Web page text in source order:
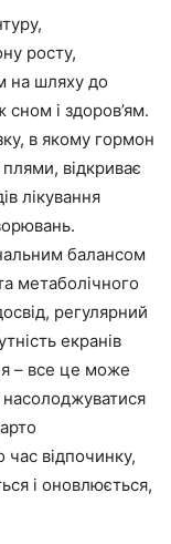
росту,
на шляху до
сном і здоров’ям.
в якому гормон
відкриває
лікування
балансом
метаболічного
регулярний
екранів
– все це може
насолоджуватися
відпочинку,
і оновлюється,